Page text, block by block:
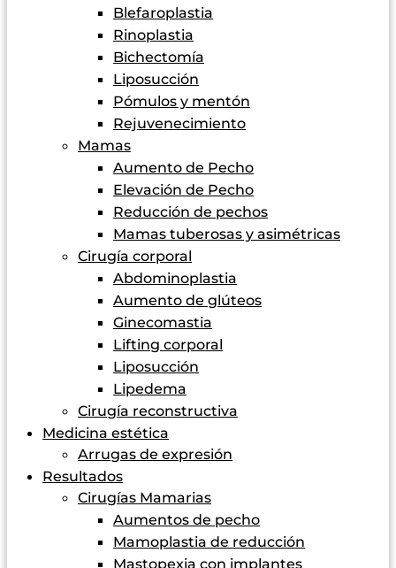
Blefaroplastia
Rinoplastia
Bichectomía
Liposucción
Pómulos y mentón
Rejuvenecimiento
Mamas
Aumento de Pecho
Elevación de Pecho
Reducción de pechos
Mamas tuberosas y asimétricas
Cirugía corporal
Abdominoplastia
Aumento de glúteos
Ginecomastia
Lifting corporal
Liposucción
Lipedema
Cirugía reconstructiva
Medicina estética
Arrugas de expresión
Resultados
Cirugías Mamarias
Aumentos de pecho
Mamoplastia de reducción
Mastopexia con implantes